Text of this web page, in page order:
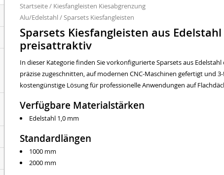
Startseite/ Kiesfangleisten Kiesabgrenzung
Alu/Edelstahl /Sparsets Kiesfangleisten
Sparsets Kiesfangleisten aus
preisattraktiv
In dieser Kategorie finden Sie vorkonfigurierte Sparsets aus
präzise zugeschnitten, auf modernen CNC-Maschinen gefertigt und
kostengünstige Lösung für professionelle Anwendungen auf
Verfügbare Materialstärken
Edelstahl 1,0 mm
Standardlängen
1000 mm
2000 mm